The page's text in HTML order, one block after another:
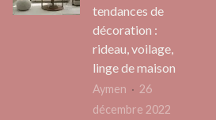
pour
Intérieur
Élégant
tendances de
décoration :
rideau, voilage,
linge de maison
Aymen
26
décembre 2022